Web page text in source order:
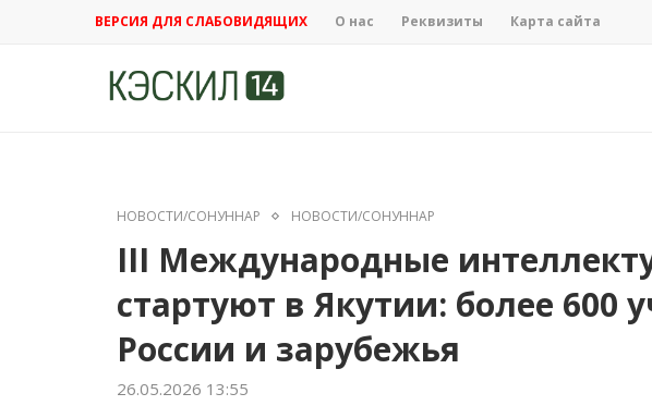
ВЕРСИЯ ДЛЯ СЛАБОВИДЯЩИХ О нас Реквизиты Карта сайта
НОВОСТИ/СОНУННАР НОВОСТИ/СОНУННАР
III Международные
стартуют в Якутии: более 600
России и зарубежья
26.05.2026 13:55